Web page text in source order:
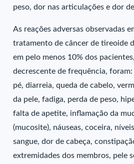
peso, dor nas articulações e dor
As reações adversas observadas
tratamento de câncer de tireoide
em pelo menos 10% dos
decrescente de frequência,
pé, diarreia, queda de cabelo,
da pele, fadiga, perda de peso,
falta de apetite, inflamação da
(mucosite), náuseas, coceira,
sangue, dor de cabeça,
extremidades dos membros, pele